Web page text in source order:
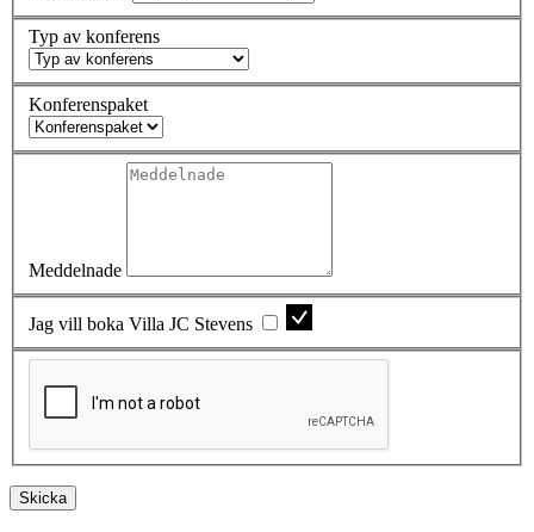
Typ av konferens
Konferenspaket
Meddelnade
Jag vill boka Villa JC Stevens
Skicka